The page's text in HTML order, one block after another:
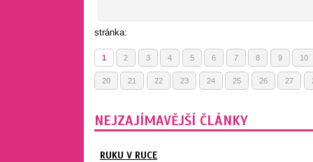
stránka:
1 2 3 4 5 6 7 8 9 10
20 21 22 23 24 25 26 27
NEJZAJÍMAVĚJŠÍ ČLÁNKY
RUKU V RUCE